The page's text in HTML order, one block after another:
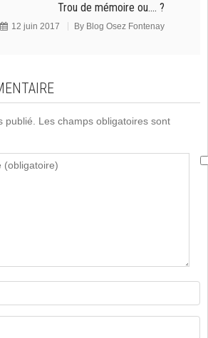
Trou de mémoire ou.... ?
12 juin 2017 By Blog Osez Fontenay
publié. Les champs obligatoires sont